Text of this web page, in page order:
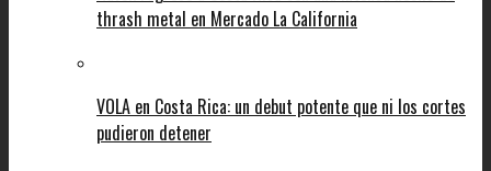
thrash metal en Mercado La California
VOLA en Costa Rica: un debut potente que ni los cortes
pudieron detener